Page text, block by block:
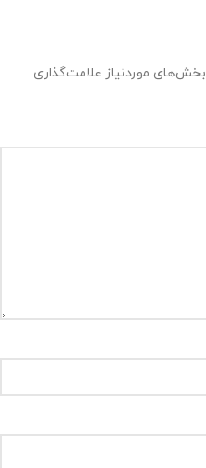
بخش‌های موردنیاز علامت‌گذاری